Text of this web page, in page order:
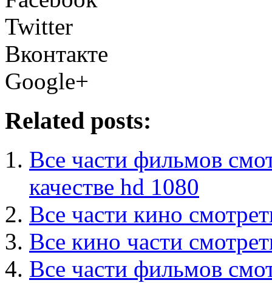
Twitter
Вконтакте
Google+
Related posts:
Все части фильмов
качестве hd 1080
Все части кино
Все кино части
Все части фильмов